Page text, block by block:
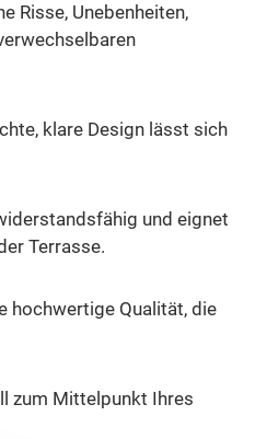
Risse, Unebenheiten,
klare Design lässt sich
und eignet
Terrasse.
hochwertige Qualität, die
zum Mittelpunkt Ihres